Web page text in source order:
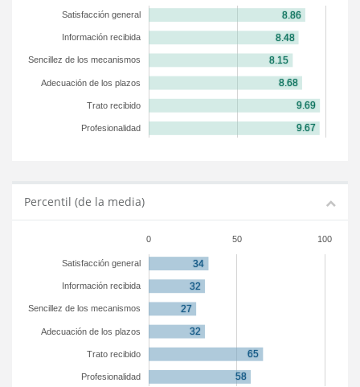
Satisfacción general
Información recibida
Sencillez de los mecanismos
Adecuación de los plazos
Trato recibido
Profesionalidad
Percentil (de la media)
0 50 100
Satisfacción general
Información recibida
Sencillez de los mecanismos
Adecuación de los plazos
Trato recibido
Profesionalidad